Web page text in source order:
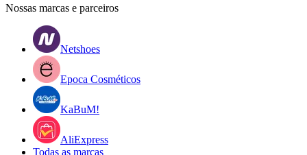
Nossas marcas e parceiros
Netshoes
Epoca Cosméticos
KaBuM!
AliExpress
Todas as marcas